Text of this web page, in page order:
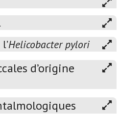
Helicobacter pylori
d’origine